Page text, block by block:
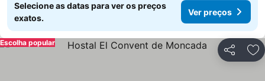
Selecione as datas para ver os preços
exatos.
Ver preços
Partilhar
Escolha popular